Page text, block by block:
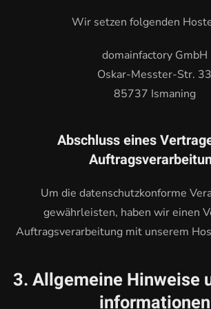
Wir setzen folgenden
domainfactory GmbH
Oskar-Messter-Str. 33
85737 Ismaning
Abschluss eines
Um die datenschutzkonforme
gewährleisten, haben wir einen
Auftragsverarbeitung mit unserem
3. Allgemeine Hinweise
informationen